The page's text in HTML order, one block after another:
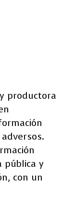
productora
pública y
con un